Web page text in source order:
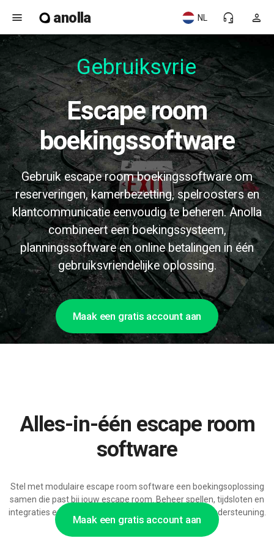
menu anolla person
headset_mic
NL
Gebruiksvrien
Escape room
boekingssoftware
Gebruik escape room boekingssoftware om
reserveringen, kamerbezetting, spelroosters en
klantcommunicatie eenvoudig te beheren. Anolla
combineert een boekingssysteem,
planningssoftware en online betalingen in één
gebruiksvriendelijke oplossing.
Maak een gratis account aan
Maak een gratis account aan
Alles-in-één escape room
software
Stel met modulaire escape room software een boekingsoplossing
samen die past bij jouw escape room. Beheer spellen, tijdsloten en
integraties en profiteer van steeds uitgebreidere AI-ondersteuning.